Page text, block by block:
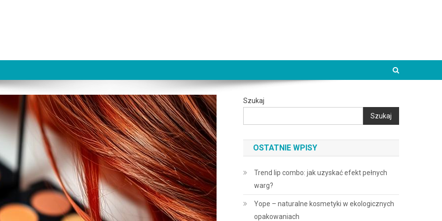
Szukaj
Szukaj
OSTATNIE WPISY
Trend lip combo: jak uzyskać efekt pełnych
warg?
Yope – naturalne kosmetyki w ekologicznych
opakowaniach